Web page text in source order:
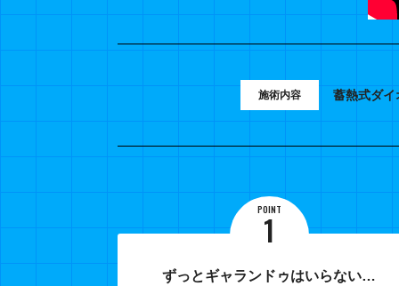
施術内容 蓄熱式ダイ
POINT
1
ずっとギャランドゥはいらない…